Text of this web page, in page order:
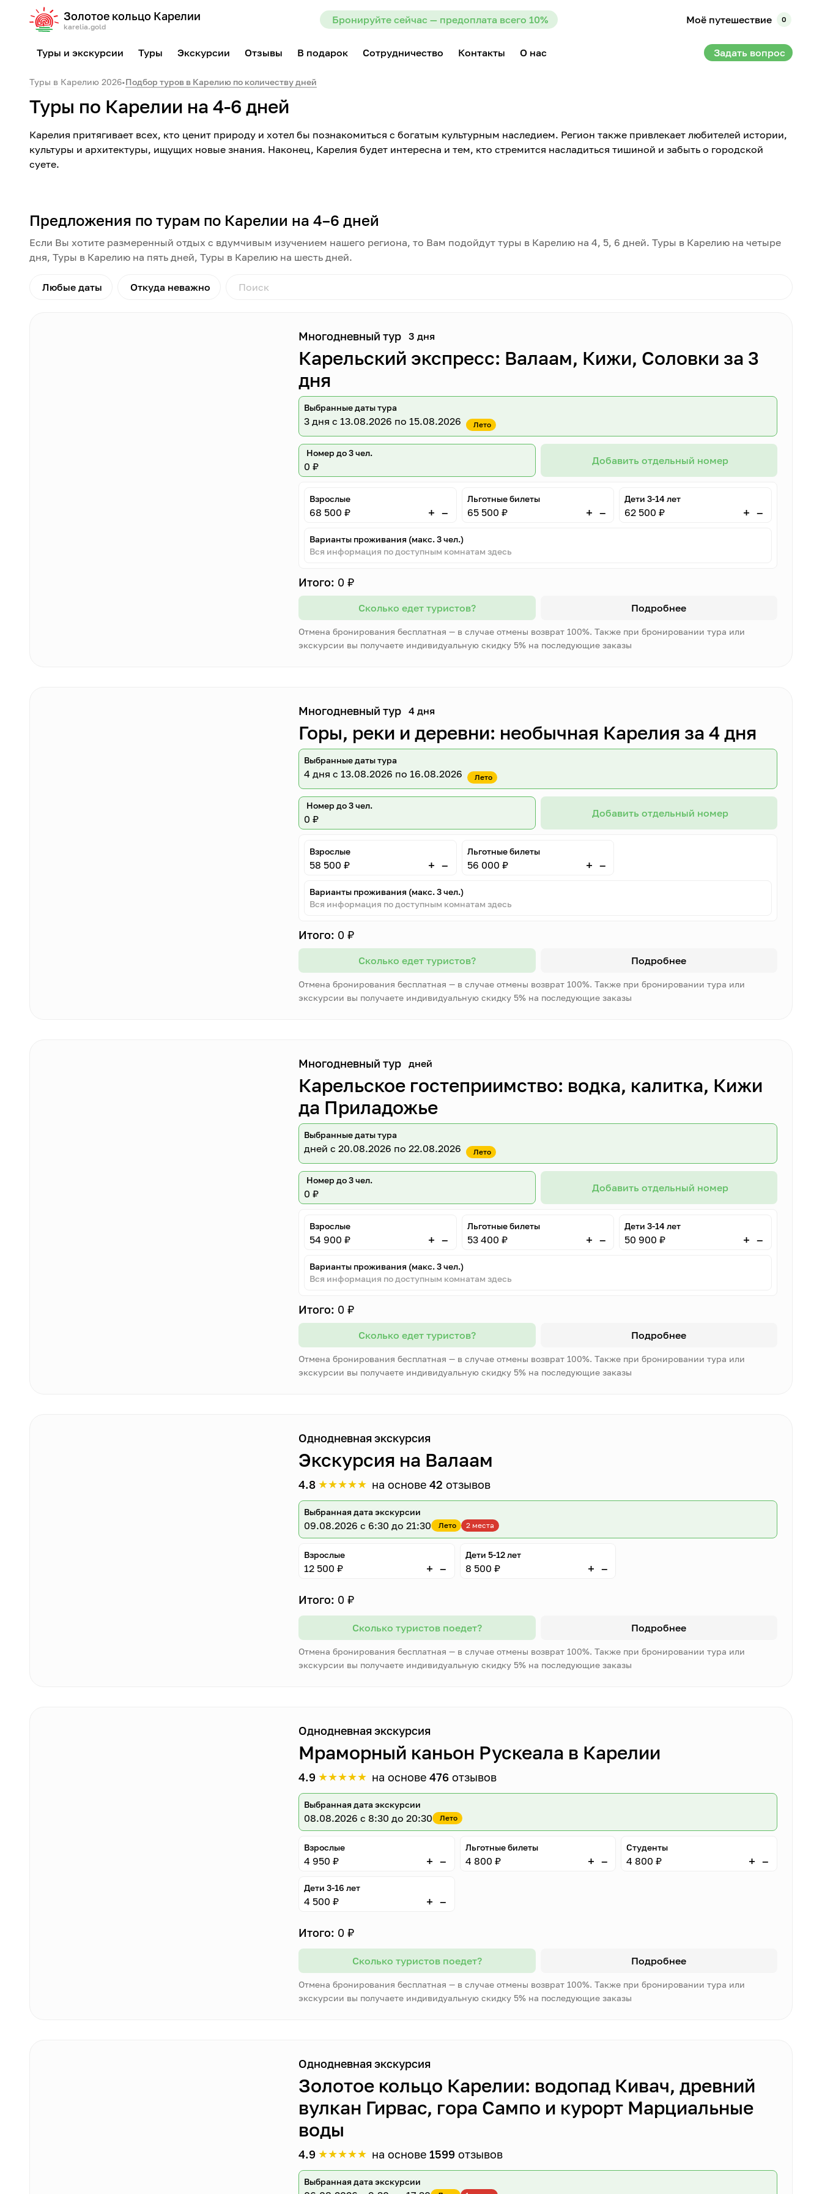
Золотое кольцо Карелии
karelia.gold
Бронируйте сейчас — предоплата всего 10% Моё путешествие 0
Туры и экскурсии Туры Экскурсии Отзывы В подарок Сотрудничество Контакты О нас Задать вопрос
Туры в Карелию 2026•Подбор туров в Карелию по количеству дней
Туры по Карелии на 4-6 дней
Карелия притягивает всех, кто ценит природу и хотел бы познакомиться с богатым культурным наследием. Регион также привлекает любителей истории,
культуры и архитектуры, ищущих новые знания. Наконец, Карелия будет интересна и тем, кто стремится насладиться тишиной и забыть о городской
суете.
Предложения по турам по Карелии на 4–6 дней
Если Вы хотите размеренный отдых с вдумчивым изучением нашего региона, то Вам подойдут туры в Карелию на 4, 5, 6 дней. Туры в Карелию на четыре
дня, Туры в Карелию на пять дней, Туры в Карелию на шесть дней.
Любые даты Откуда неважно
Многодневный тур 3 дня
Карельский экспресс: Валаам, Кижи, Соловки за 3
дня
Выбранные даты тура
3 дня с 13.08.2026 по 15.08.2026 Лето
Номер до 3 чел.
0 ₽ Добавить отдельный номер
Взрослые
68 500 ₽ + –
Льготные билеты
65 500 ₽ + –
Дети 3-14 лет
62 500 ₽ + –
Варианты проживания (макс. 3 чел.)
Вся информация по доступным комнатам здесь
Итого: 0 ₽
Сколько едет туристов? Подробнее
Отмена бронирования бесплатная — в случае отмены возврат 100%. Также при бронировании тура или
экскурсии вы получаете индивидуальную скидку 5% на последующие заказы
Многодневный тур 4 дня
Горы, реки и деревни: необычная Карелия за 4 дня
Выбранные даты тура
4 дня с 13.08.2026 по 16.08.2026 Лето
Номер до 3 чел.
0 ₽ Добавить отдельный номер
Взрослые
58 500 ₽ + –
Льготные билеты
56 000 ₽ + –
Варианты проживания (макс. 3 чел.)
Вся информация по доступным комнатам здесь
Итого: 0 ₽
Сколько едет туристов? Подробнее
Отмена бронирования бесплатная — в случае отмены возврат 100%. Также при бронировании тура или
экскурсии вы получаете индивидуальную скидку 5% на последующие заказы
Многодневный тур дней
Карельское гостеприимство: водка, калитка, Кижи
да Приладожье
Выбранные даты тура
дней с 20.08.2026 по 22.08.2026 Лето
Номер до 3 чел.
0 ₽ Добавить отдельный номер
Взрослые
54 900 ₽ + –
Льготные билеты
53 400 ₽ + –
Дети 3-14 лет
50 900 ₽ + –
Варианты проживания (макс. 3 чел.)
Вся информация по доступным комнатам здесь
Итого: 0 ₽
Сколько едет туристов? Подробнее
Отмена бронирования бесплатная — в случае отмены возврат 100%. Также при бронировании тура или
экскурсии вы получаете индивидуальную скидку 5% на последующие заказы
Однодневная экскурсия
Экскурсия на Валаам
4.8 ★★★★★ на основе42 отзывов
Выбранная дата экскурсии
09.08.2026 с 6:30 до 21:30 Лето 2 места
Взрослые
12 500 ₽ + –
Дети 5-12 лет
8 500 ₽ + –
Итого: 0 ₽
Сколько туристов поедет? Подробнее
Отмена бронирования бесплатная — в случае отмены возврат 100%. Также при бронировании тура или
экскурсии вы получаете индивидуальную скидку 5% на последующие заказы
Однодневная экскурсия
Мраморный каньон Рускеала в Карелии
4.9 ★★★★★ на основе476 отзывов
Выбранная дата экскурсии
08.08.2026 с 8:30 до 20:30 Лето
Взрослые
4 950 ₽ + –
Льготные билеты
4 800 ₽ + –
Студенты
4 800 ₽ + –
Дети 3-16 лет
4 500 ₽ + –
Итого: 0 ₽
Сколько туристов поедет? Подробнее
Отмена бронирования бесплатная — в случае отмены возврат 100%. Также при бронировании тура или
экскурсии вы получаете индивидуальную скидку 5% на последующие заказы
Однодневная экскурсия
Золотое кольцо Карелии: водопад Кивач, древний
вулкан Гирвас, гора Сампо и курорт Марциальные
воды
4.9 ★★★★★ на основе1599 отзывов
Выбранная дата экскурсии